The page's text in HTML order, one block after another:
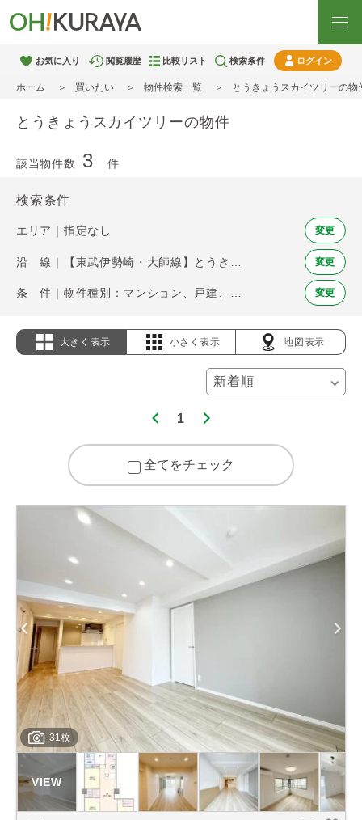
お気に入り 閲覧履歴 比較リスト 検索条件 ログイン
ホーム 買いたい 物件検索一覧 とうきょうスカイツリーの物
とうきょうスカイツリーの物件
該当物件数 3 件
検索条件
エリア｜指定なし 変更
変更
変更
大きく表示 小さく表示 地図表示
1
全てをチェック
31枚